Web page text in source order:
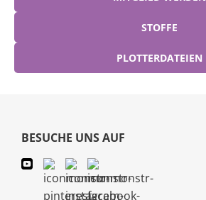
STOFFE
PLOTTERDATEIEN
BESUCHE UNS AUF